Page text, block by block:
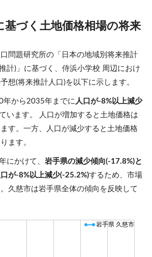
基づく土地価格相場の将来
問題研究所の「日本の地域別将来推計
計)」に基づく、侍浜小学校 周辺におけ
想(将来推計人口)を以下に示します。
年から2035年までに 人口が-8%以上減少
います。 人口が増加すると土地価格は
ます。一方、人口が減少すると土地価格
ます。
にかけて、 岩手県の減少傾向(-17.8%)と
が-8%以上減少(-25.2%)するため、市場
久慈市は岩手県全体の傾向を反映して
岩手県 久慈市